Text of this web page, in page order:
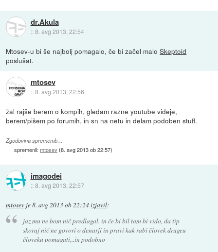
dr.Akula
::8. avg 2013, 22:54
Mtosev-u bi še najbolj pomagalo, če bi začel maloSkeptoid
poslušat.
mtosev
::8. avg 2013, 22:56
žal rajše berem o kompih, gledam razne youtube videje,
berem/pišem po forumih, in sn na netu in delam podoben stuff.
Zgodovina sprememb…
spremenil:mtosev(8. avg 2013 ob 22:57)
imagodei
::8. avg 2013, 22:57
mtosev je8. avg 2013 ob 22:24izjavil:
jaz mu ne bom nič predlagal. in če bi bil tam bi vido, da tip
skoraj nič ne govori o denarji in pravi kak rabi človek drugeu
človeku pomagati,..in podobno